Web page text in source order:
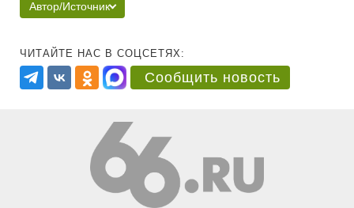
Автор/Источник
ЧИТАЙТЕ НАС В СОЦСЕТЯХ:
Сообщить новость